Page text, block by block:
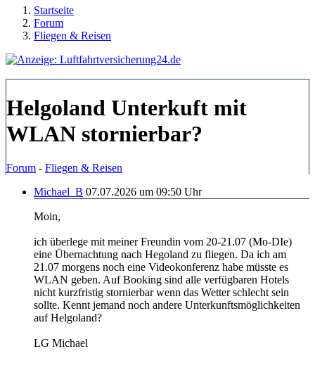
Startseite
Forum
Fliegen & Reisen
Helgoland Unterkuft mit
WLAN stornierbar?
Forum - Fliegen & Reisen
Michael_B 07.07.2026 um 09:50 Uhr
Moin,
ich überlege mit meiner Freundin vom 20-21.07 (Mo-DIe)
eine Übernachtung nach Hegoland zu fliegen. Da ich am
21.07 morgens noch eine Videokonferenz habe müsste es
WLAN geben. Auf Booking sind alle verfügbaren Hotels
nicht kurzfristig stornierbar wenn das Wetter schlecht sein
sollte. Kennt jemand noch andere Unterkunftsmöglichkeiten
auf Helgoland?
LG Michael